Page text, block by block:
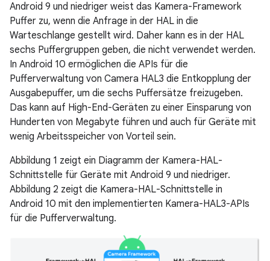
Android 9 und niedriger weist das Kamera-Framework
Puffer zu, wenn die Anfrage in der HAL in die
Warteschlange gestellt wird. Daher kann es in der HAL
sechs Puffergruppen geben, die nicht verwendet werden.
In Android 10 ermöglichen die APIs für die
Pufferverwaltung von Camera HAL3 die Entkopplung der
Ausgabepuffer, um die sechs Puffersätze freizugeben.
Das kann auf High-End-Geräten zu einer Einsparung von
Hunderten von Megabyte führen und auch für Geräte mit
wenig Arbeitsspeicher von Vorteil sein.
Abbildung 1 zeigt ein Diagramm der Kamera-HAL-
Schnittstelle für Geräte mit Android 9 und niedriger.
Abbildung 2 zeigt die Kamera-HAL-Schnittstelle in
Android 10 mit den implementierten Kamera-HAL3-APIs
für die Pufferverwaltung.